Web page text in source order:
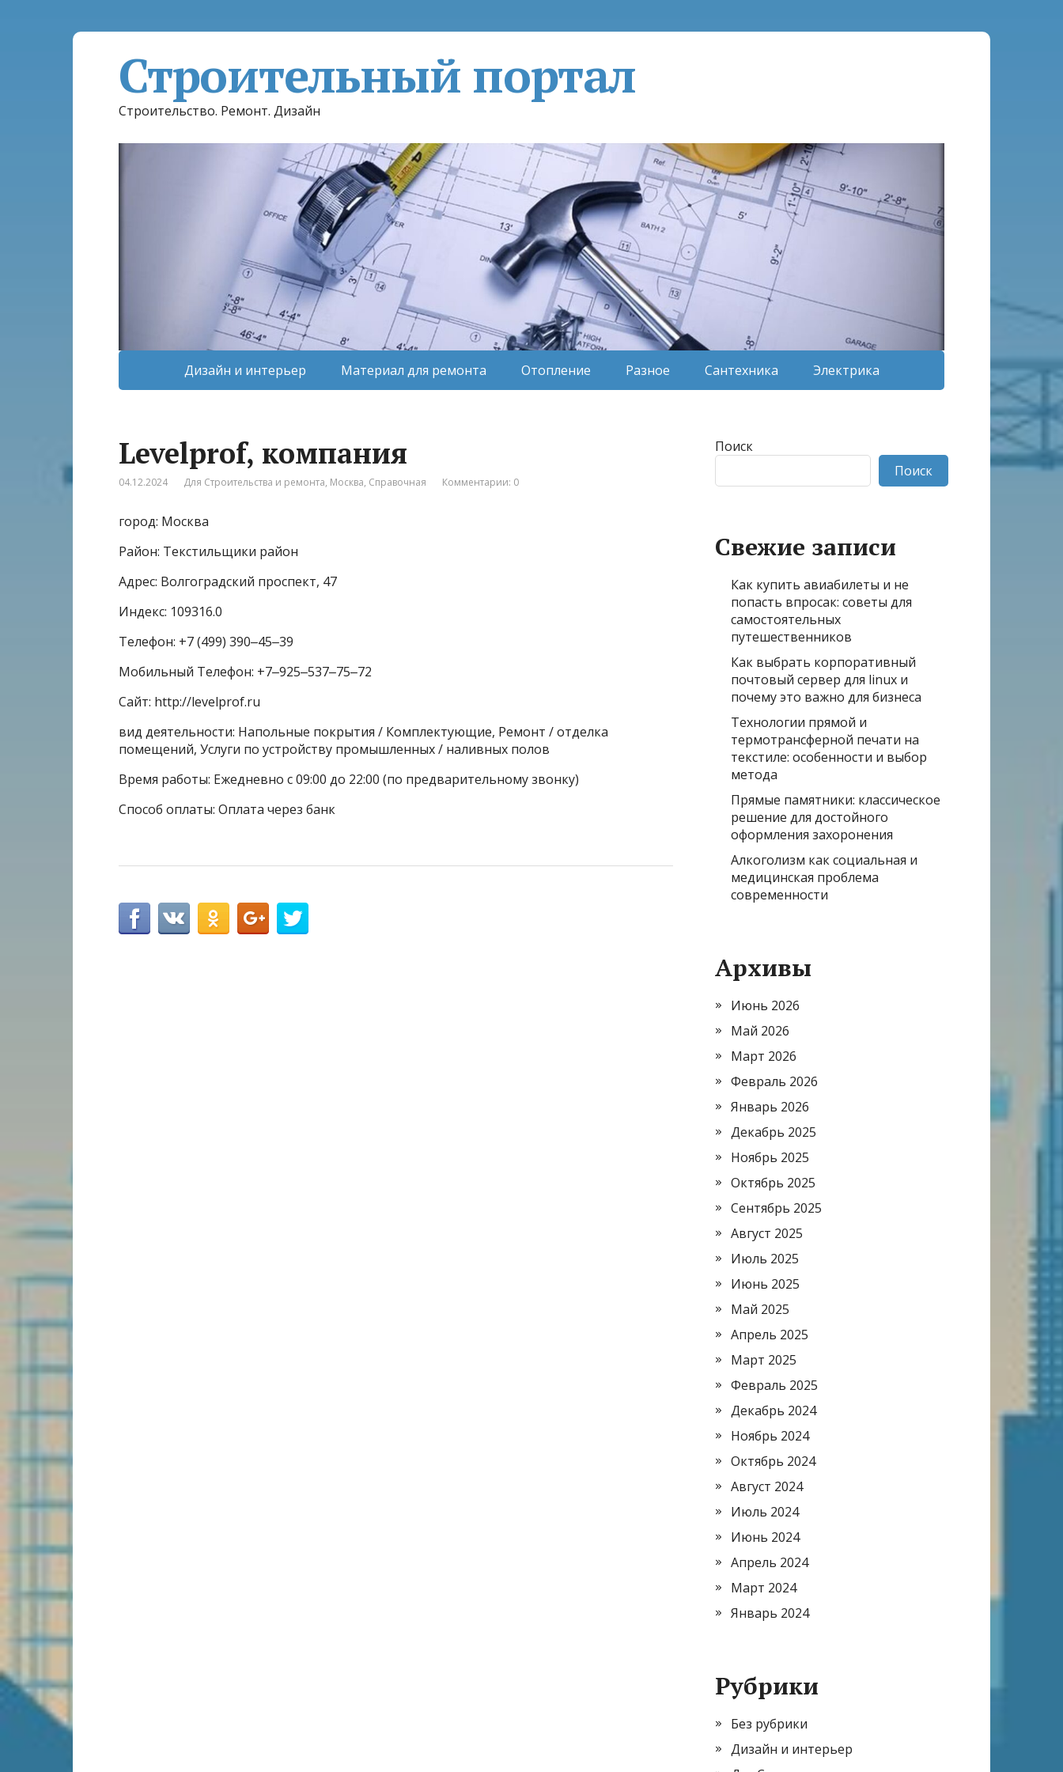
Строительный портал
Строительство. Ремонт. Дизайн
Дизайн и интерьер Материал для ремонта Отопление Разное Сантехника Электрика
Levelprof, компания
04.12.2024 Для Строительства и ремонта, Москва, Справочная Комментарии: 0
город: Москва
Район: Текстильщики район
Адрес: Волгоградский проспект, 47
Индекс: 109316.0
Телефон: +7 (499) 390‒45‒39
Мобильный Телефон: +7‒925‒537‒75‒72
Сайт: http://levelprof.ru
вид деятельности: Напольные покрытия / Комплектующие, Ремонт / отделка
помещений, Услуги по устройству промышленных / наливных полов
Время работы: Ежедневно с 09:00 до 22:00 (по предварительному звонку)
Способ оплаты: Оплата через банк
Поиск
Поиск
Свежие записи
Как купить авиабилеты и не
попасть впросак: советы для
самостоятельных
путешественников
Как выбрать корпоративный
почтовый сервер для linux и
почему это важно для бизнеса
Технологии прямой и
термотрансферной печати на
текстиле: особенности и выбор
метода
Прямые памятники: классическое
решение для достойного
оформления захоронения
Алкоголизм как социальная и
медицинская проблема
современности
Архивы
Июнь 2026
Май 2026
Март 2026
Февраль 2026
Январь 2026
Декабрь 2025
Ноябрь 2025
Октябрь 2025
Сентябрь 2025
Август 2025
Июль 2025
Июнь 2025
Май 2025
Апрель 2025
Март 2025
Февраль 2025
Декабрь 2024
Ноябрь 2024
Октябрь 2024
Август 2024
Июль 2024
Июнь 2024
Апрель 2024
Март 2024
Январь 2024
Рубрики
Без рубрики
Дизайн и интерьер